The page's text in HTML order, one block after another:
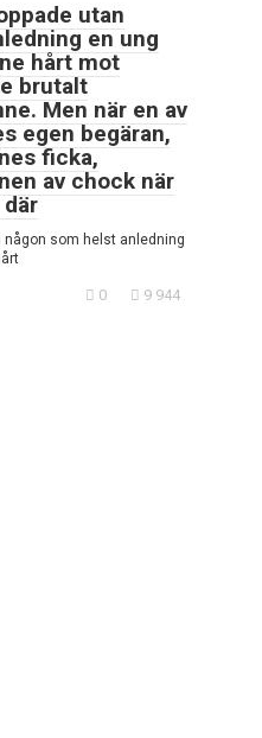
utan
en ung
hårt mot
brutalt
Men när en av
egen begäran,
ficka,
av chock när
någon som helst anledning
0 9 944